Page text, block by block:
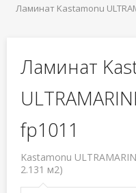
Ламинат Kastamonu
Ламинат
fp1011
Kastamonu
2.131 м2)